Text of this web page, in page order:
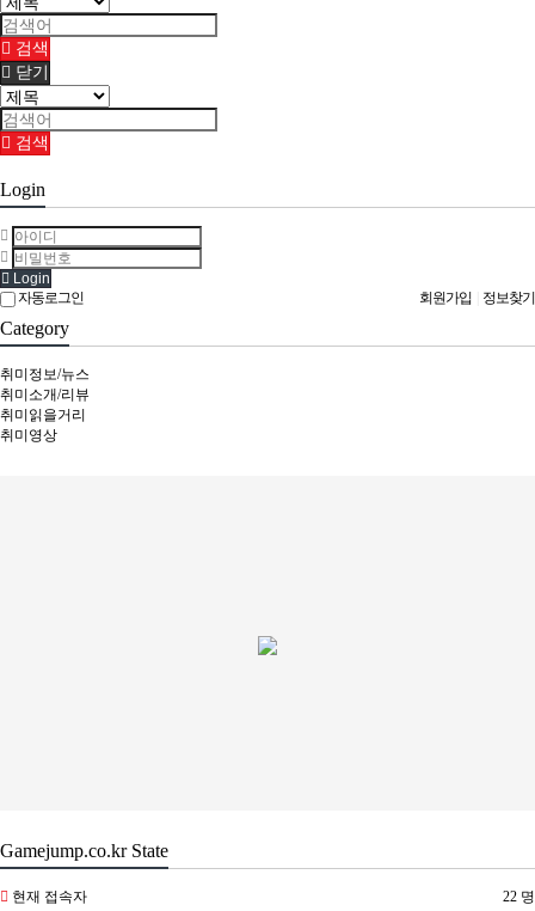
검색
닫기
검색
Login
Login
자동로그인
회원가입 정보찾기
Category
취미정보/뉴스
취미소개/리뷰
취미읽을거리
취미영상
Gamejump.co.kr State
현재 접속자
22 명